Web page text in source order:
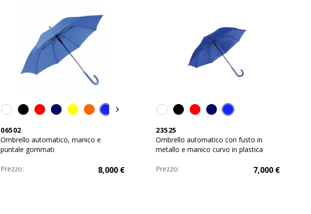
06502
Ombrello automatico, manico e
puntale gommati
Prezzo: 8,000€
23525
Ombrello automatico con fusto in
metallo e manico curvo in plastica
Prezzo: 7,000€